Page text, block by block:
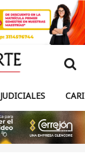
JUDICIALES